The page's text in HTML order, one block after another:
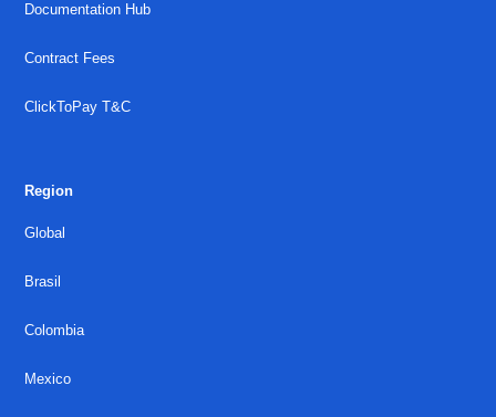
Documentation Hub
Contract Fees
ClickToPay T&C
Region
Global
Brasil
Colombia
Mexico